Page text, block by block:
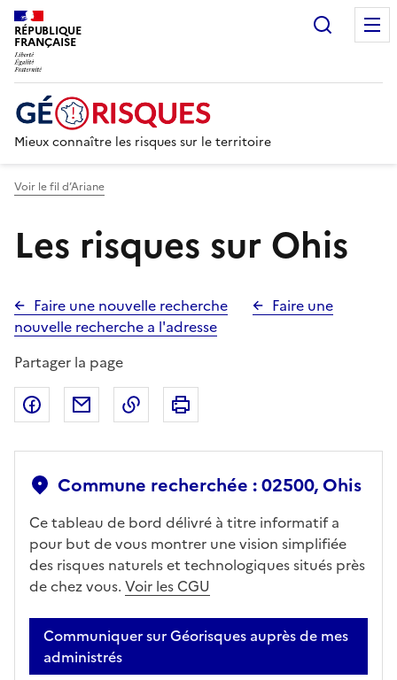
RÉPUBLIQUE
FRANÇAISE
Mieux connaître les risques sur le territoire
Voir le fil d’Ariane
Les risques sur Ohis
Faire une nouvelle recherche
Faire une
nouvelle recherche a l'adresse
Partager la page
Partager sur Facebook
Partager par emailCopier dans le presse-papier
Commune recherchée : 02500, Ohis
Ce tableau de bord délivré à titre informatif a
pour but de vous montrer une vision simplifiée
des risques naturels et technologiques situés près
de chez vous. Voir les CGU
Communiquer sur Géorisques auprès de mes
administrés